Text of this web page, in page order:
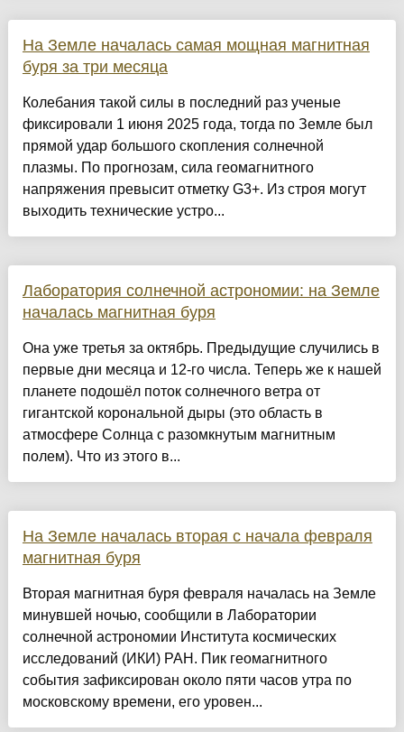
На Земле началась самая мощная магнитная
буря за три месяца
Колебания такой силы в последний раз ученые
фиксировали 1 июня 2025 года, тогда по Земле был
прямой удар большого скопления солнечной
плазмы. По прогнозам, сила геомагнитного
напряжения превысит отметку G3+. Из строя могут
выходить технические устро...
Лаборатория солнечной астрономии: на Земле
началась магнитная буря
Она уже третья за октябрь. Предыдущие случились в
первые дни месяца и 12-го числа. Теперь же к нашей
планете подошёл поток солнечного ветра от
гигантской корональной дыры (это область в
атмосфере Солнца с разомкнутым магнитным
полем). Что из этого в...
На Земле началась вторая с начала февраля
магнитная буря
Вторая магнитная буря февраля началась на Земле
минувшей ночью, сообщили в Лаборатории
солнечной астрономии Института космических
исследований (ИКИ) РАН. Пик геомагнитного
события зафиксирован около пяти часов утра по
московскому времени, его уровен...